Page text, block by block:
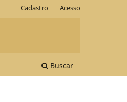
Buscar
Cadastro Acesso